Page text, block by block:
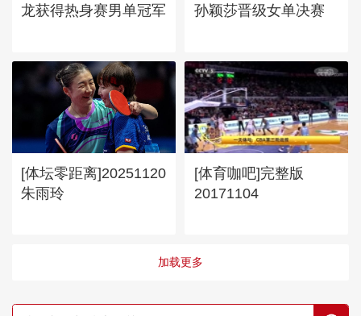
龙获得热身赛男单冠军
孙颖莎晋级女单决赛
[体坛零距离]20251120
朱雨玲
[体育咖吧]完整版
20171104
加载更多